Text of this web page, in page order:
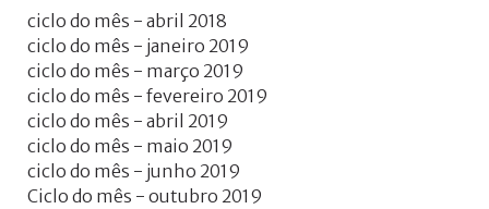
ciclo do mês - abril 2018
ciclo do mês - janeiro 2019
ciclo do mês - março 2019
ciclo do mês - fevereiro 2019
ciclo do mês - abril 2019
ciclo do mês - maio 2019
ciclo do mês - junho 2019
Ciclo do mês - outubro 2019